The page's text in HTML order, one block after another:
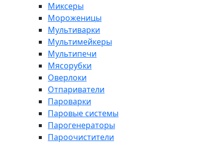
Миксеры
Мороженицы
Мультиварки
Мультимейкеры
Мультипечи
Мясорубки
Оверлоки
Отпариватели
Пароварки
Паровые системы
Парогенераторы
Пароочистители